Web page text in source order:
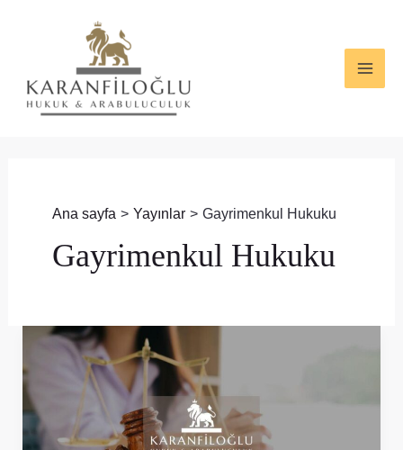
Ana sayfa Yayınlar Gayrimenkul Hukuku
Gayrimenkul Hukuku
Mülkiyet
Sınırı
Anlaşmazlıklarını
Çözmek
İçin